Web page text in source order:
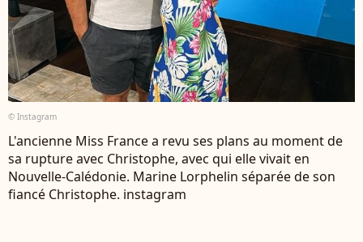
© Instagram
L'ancienne Miss France a revu ses plans au moment de
sa rupture avec Christophe, avec qui elle vivait en
Nouvelle-Calédonie. Marine Lorphelin séparée de son
fiancé Christophe. instagram